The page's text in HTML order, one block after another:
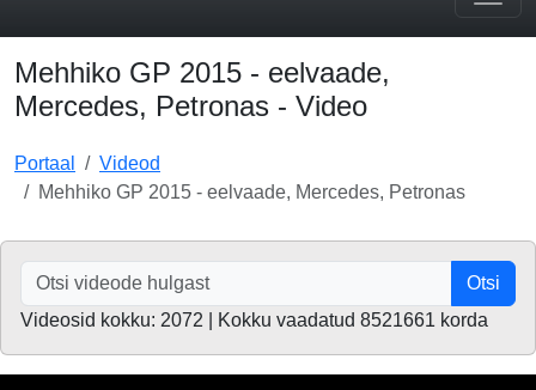
Mehhiko GP 2015 - eelvaade,
Mercedes, Petronas - Video
Portaal
Videod
Mehhiko GP 2015 - eelvaade, Mercedes, Petronas
Otsi
Videosid kokku: 2072 | Kokku vaadatud 8521661 korda